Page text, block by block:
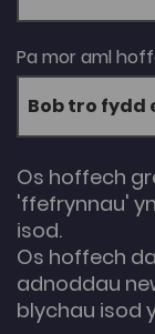
Pa mor aml
Os hoffech
'ffefrynnau'
isod.
Os hoffech
adnoddau
blychau isod